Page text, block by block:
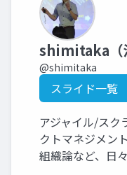
shimitaka（
@shimitaka
スライド一覧
アジャイル/スク
クトマネジメン
組織論など、日